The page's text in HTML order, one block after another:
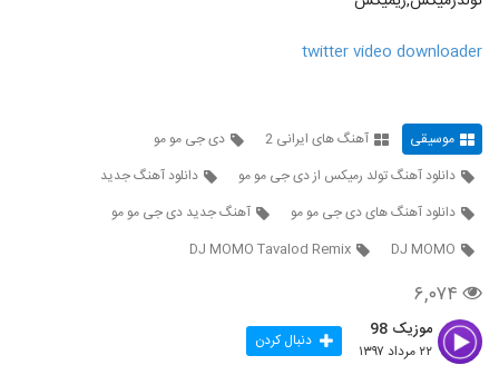
twitter video downloader
موسیقی آهنگ های ایرانی 2
دی جی مو مو
دانلود آهنگ تولد رمیکس از دی جی مو مو
دانلود آهنگ جدید
دانلود آهنگ های دی جی مو مو
آهنگ جدید دی جی مو مو
DJ MOMO
DJ MOMO Tavalod Remix
۶,۰۷۴
موزیک 98
۲۲ مرداد ۱۳۹۷ دنبال کردن